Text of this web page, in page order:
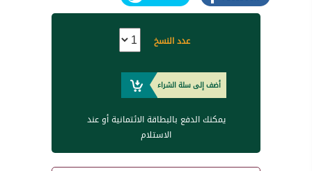
عدد النسخ
أضف إلى سلة الشراء
يمكنك الدفع بالبطاقة الائتمانية أو عند
الاستلام